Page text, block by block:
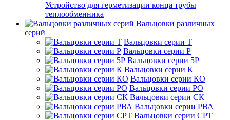
Устройство для герметизации конца трубы
теплообменника
Вальцовки различных
серий
Вальцовки серии Т
Вальцовки серии Р
Вальцовки серии 5Р
Вальцовки серии К
Вальцовки серии КО
Вальцовки серии РО
Вальцовки серии СК
Вальцовки серии РВА
Вальцовки серии СРТ